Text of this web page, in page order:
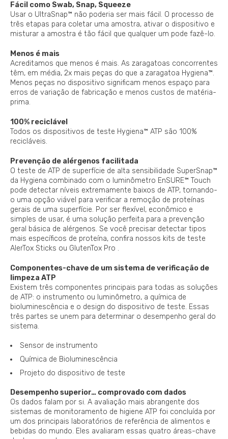
Fácil como Swab, Snap, Squeeze
Usar o UltraSnap™ não poderia ser mais fácil. O processo de
três etapas para coletar uma amostra, ativar o dispositivo e
misturar a amostra é tão fácil que qualquer um pode fazê-lo.
Menos é mais
Acreditamos que menos é mais. As zaragatoas concorrentes
têm, em média, 2x mais peças do que a zaragatoa Hygiena™.
Menos peças no dispositivo significam menos espaço para
erros de variação de fabricação e menos custos de matéria-
prima.
100% reciclável
Todos os dispositivos de teste Hygiena™ ATP são 100%
recicláveis.
Prevenção de alérgenos facilitada
O teste de ATP de superfície de alta sensibilidade SuperSnap™
da Hygiena combinado com o luminômetro EnSURE™ Touch
pode detectar níveis extremamente baixos de ATP, tornando-
o uma opção viável para verificar a remoção de proteínas
gerais de uma superfície. Por ser flexível, econômico e
simples de usar, é uma solução perfeita para a prevenção
geral básica de alérgenos. Se você precisar detectar tipos
mais específicos de proteína, confira nossos kits de teste
AlerTox Sticks ou GlutenTox Pro .
Componentes-chave de um sistema de verificação de
limpeza ATP
Existem três componentes principais para todas as soluções
de ATP: o instrumento ou luminômetro, a química de
bioluminescência e o design do dispositivo de teste. Essas
três partes se unem para determinar o desempenho geral do
sistema.
Sensor de instrumento
Química de Bioluminescência
Projeto do dispositivo de teste
Desempenho superior… comprovado com dados
Os dados falam por si. A avaliação mais abrangente dos
sistemas de monitoramento de higiene ATP foi concluída por
um dos principais laboratórios de referência de alimentos e
bebidas do mundo. Eles avaliaram essas quatro áreas-chave